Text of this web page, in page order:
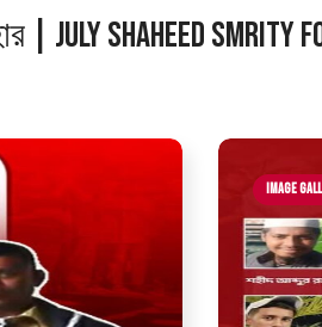
| July Shaheed Smrity
Image